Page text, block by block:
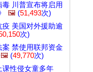
毒 川普宣布将启用
🖼️ (51,493次)
疫 美国对外援助逾
次)
案 禁使用联邦资金
🖼️ (49,770次)
课性侵女童多年